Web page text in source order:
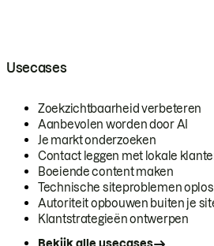
Usecases
Zoekzichtbaarheid verbeteren
Aanbevolen worden door AI
Je markt onderzoeken
Contact leggen met lokale
Boeiende content maken
Technische siteproblemen
Autoriteit opbouwen buiten je
Klantstrategieën ontwerpen